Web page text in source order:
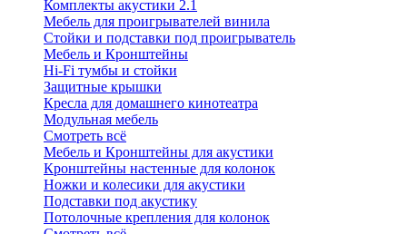
Комплекты акустики 2.1
Мебель для проигрывателей винила
Стойки и подставки под проигрыватель
Мебель и Кронштейны
Hi-Fi тумбы и стойки
Защитные крышки
Кресла для домашнего кинотеатра
Модульная мебель
Смотреть всё
Мебель и Кронштейны для акустики
Кронштейны настенные для колонок
Ножки и колесики для акустики
Подставки под акустику
Потолочные крепления для колонок